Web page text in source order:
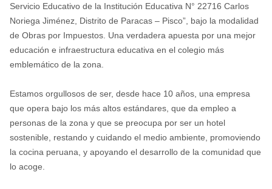
Servicio Educativo de la Institución Educativa N° 22716 Carlos
Noriega Jiménez, Distrito de Paracas – Pisco”, bajo la modalidad
de Obras por Impuestos. Una verdadera apuesta por una mejor
educación e infraestructura educativa en el colegio más
emblemático de la zona.
Estamos orgullosos de ser, desde hace 10 años, una empresa
que opera bajo los más altos estándares, que da empleo a
personas de la zona y que se preocupa por ser un hotel
sostenible, restando y cuidando el medio ambiente, promoviendo
la cocina peruana, y apoyando el desarrollo de la comunidad que
lo acoge.